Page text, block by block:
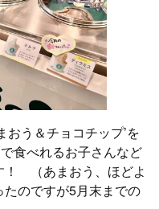
おう＆チョコチップ’を
食べれるお子さんなど
！ （あまおう、ほどよ
のですが5月末までの